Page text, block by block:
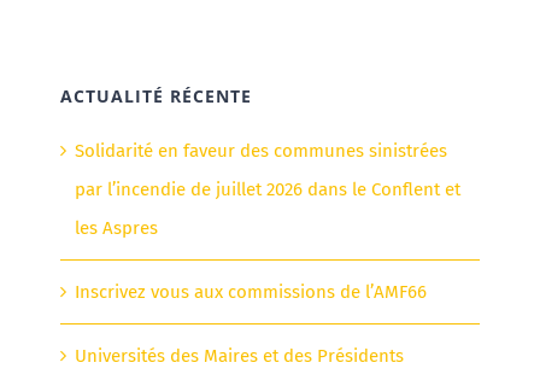
ACTUALITÉ RÉCENTE
Solidarité en faveur des communes sinistrées
par l’incendie de juillet 2026 dans le Conflent et
les Aspres
Inscrivez vous aux commissions de l’AMF66
Universités des Maires et des Présidents